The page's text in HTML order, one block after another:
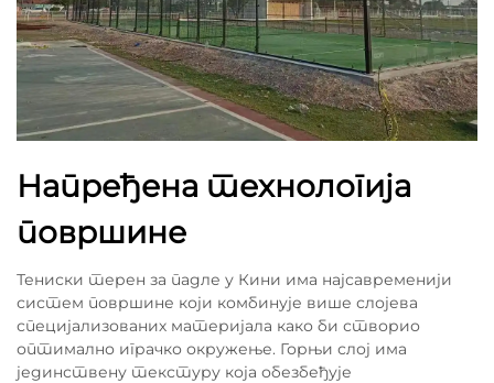
Напређена технологија
површине
Тениски терен за падле у Кини има најсавременији
систем површине који комбинује више слојева
специјализованих материјала како би створио
оптимално играчко окружење. Горњи слој има
јединствену текстуру која обезбеђује